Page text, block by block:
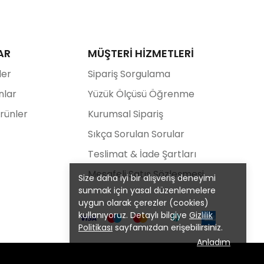
Size daha iyi bir alışveriş deneyimi
sunmak için yasal düzenlemelere
uygun olarak çerezler (cookies)
kullanıyoruz. Detaylı bilgiye Gizlilik
Politikası sayfamızdan erişebilirsiniz.
Anladım
MÜŞTERİ HİZMETLERİ
Sipariş Sorgulama
Yüzük Ölçüsü Öğrenme
Kurumsal Sipariş
Sıkça Sorulan Sorular
Teslimat & İade Şartları
Mesafeli Satış Sözleşmesi